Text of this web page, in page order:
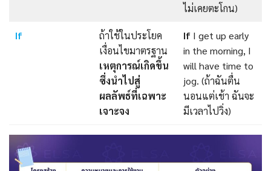
ไม่เคยตะโกน)
If
ถ้าใช้ในประโยค
เงื่อนไขมาตรฐาน
เหตุการณ์เกิดขึ้น
ซึ่งนำไปสู่
ผลลัพธ์ที่เฉพาะ
เจาะจง
If I get up early
in the morning, I
will have time to
jog. (ถ้าฉันตื่น
นอนแต่เช้า ฉันจะ
มีเวลาไปวิ่ง)